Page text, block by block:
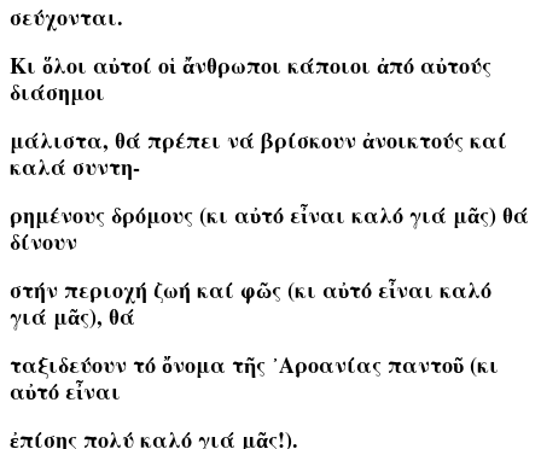
σεύχονται.
Κι ὅλοι αὐτοί οἱ ἄνθρωποι κάποιοι ἀπό αὐτούς
διάσημοι
μάλιστα, θά πρέπει νά βρίσκουν ἀνοικτούς καί
καλά συντη-
ρημένους δρόμους (κι αὐτό εἶναι καλό γιά μᾶς) θά
δίνουν
στήν περιοχή ζωή καί φῶς (κι αὐτό εἶναι καλό
γιά μᾶς), θά
ταξιδεύουν τό ὄνομα τῆς ᾿Αροανίας παντοῦ (κι
αὐτό εἶναι
ἐπίσης πολύ καλό γιά μᾶς!).